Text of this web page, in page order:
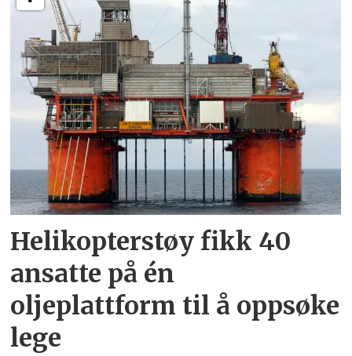
Helikopterstøy fikk 40
ansatte på én
oljeplattform til å oppsøke
lege